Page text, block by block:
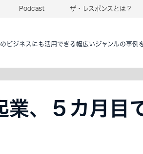
Podcast ザ・レスポンスとは？
ビジネスにも活用できる幅広いジャンルの事例
業、５カ月目